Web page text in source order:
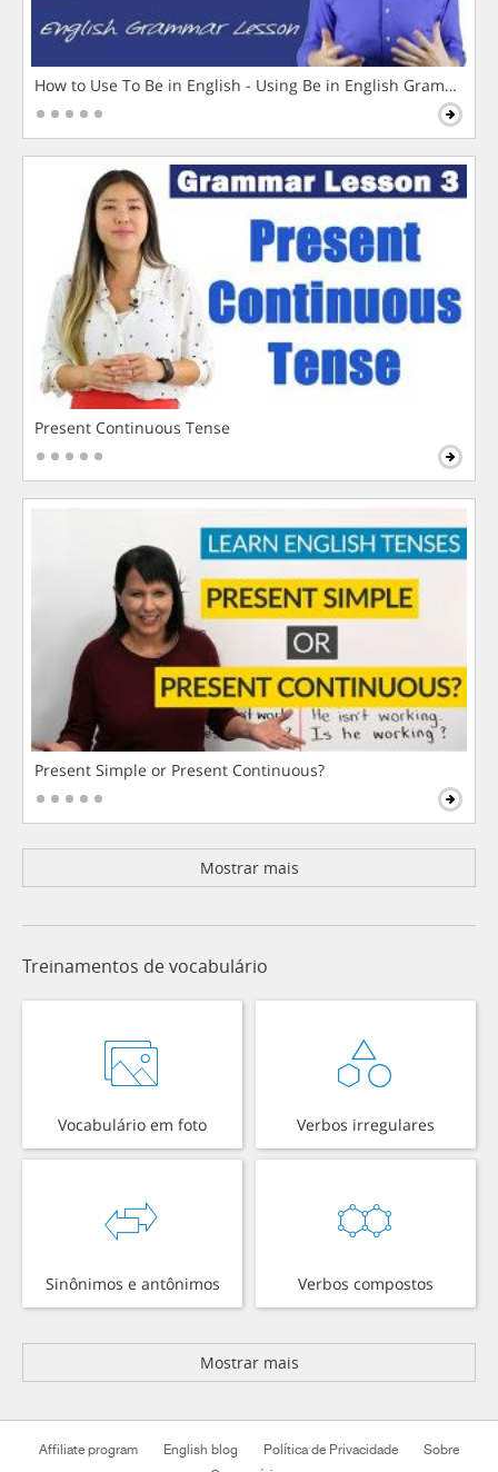
How to Use To Be in English - Using Be in English Grammar
Present Continuous Tense
Present Simple or Present Continuous?
Mostrar mais
Treinamentos de vocabulário
Vocabulário em foto Verbos irregulares
Sinônimos e antônimos Verbos compostos
Mostrar mais
Affiliate program English blog Política de Privacidade
Sobre